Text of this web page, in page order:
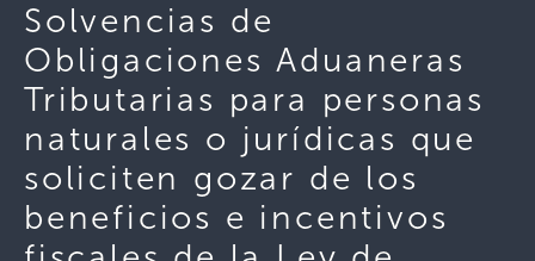
Solvencias de
Obligaciones Aduaneras
Tributarias para personas
naturales o jurídicas que
soliciten gozar de los
beneficios e incentivos